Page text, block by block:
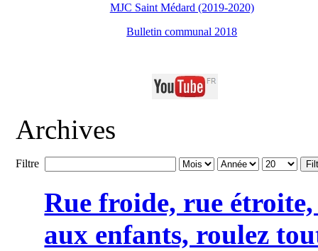
MJC Saint Médard (2019-2020)
Bulletin communal 2018
Archives
Filtre
Rue froide, rue étroite,
aux enfants, roulez